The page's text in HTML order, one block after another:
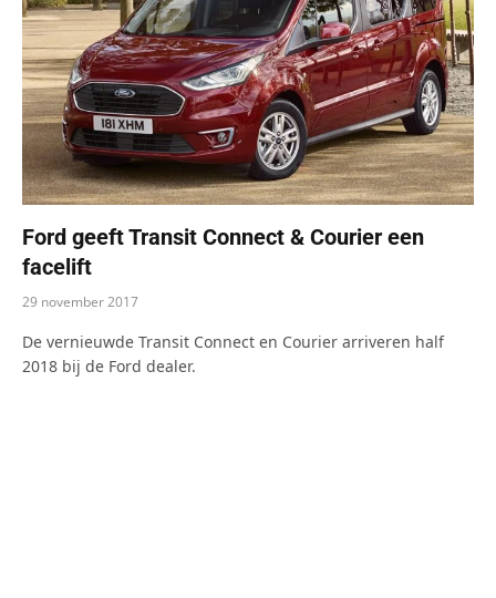
Ford geeft Transit Connect & Courier een
facelift
29 november 2017
De vernieuwde Transit Connect en Courier arriveren half
2018 bij de Ford dealer.